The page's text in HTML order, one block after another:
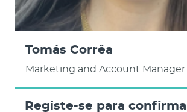
Tomás Corrêa
Marketing and Account Manager -
Registe-se para